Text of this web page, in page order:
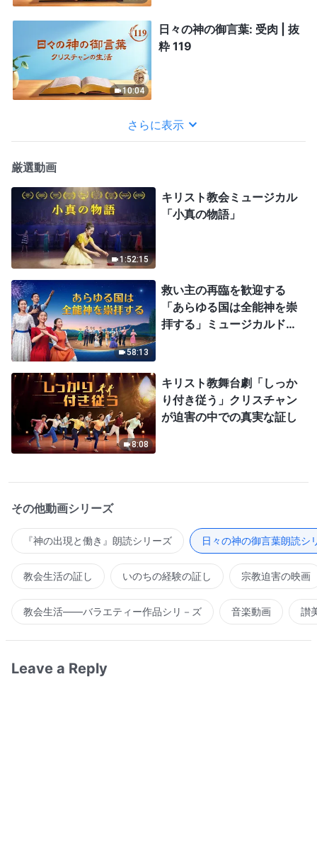
10:04
日々の神の御言葉: 受肉 | 抜
粋 119
さらに表示
厳選動画
1:52:15
キリスト教会ミュージカル
「小真の物語」
58:13
救い主の再臨を歓迎する
「あらゆる国は全能神を崇
拝する」ミュージカルドラ
8:08
キリスト教舞台劇「しっか
り付き従う」クリスチャン
が迫害の中での真実な証し
その他動画シリーズ
『神の出現と働き』朗読シリーズ 日々の神の御言葉朗読シ
教会生活の証し いのちの経験の証し 宗教迫害の映画
教会生活――バラエティー作品シリ－ズ 音楽動画 讃
Leave a Reply